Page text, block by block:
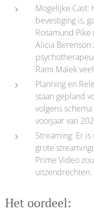
Mogelijke Cast:
bevestiging is,
Rosamund
Alicia Berenson
Rami Malek
Planning en
staan gepland
volgens
voorjaar van
Streaming: Er
grote
Prime Video
uitzendrechten.
Het oordeel: